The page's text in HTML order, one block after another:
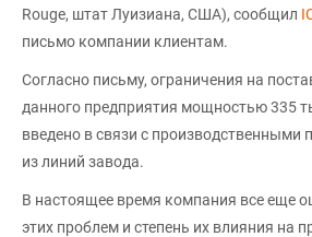
Rouge, штат Луизиана, США), сообщил
письмо компании клиентам.
Согласно письму, ограничения на
данного предприятия мощностью 335
введено в связи с производственными
из линий завода.
В настоящее время компания все еще
этих проблем и степень их влияния на